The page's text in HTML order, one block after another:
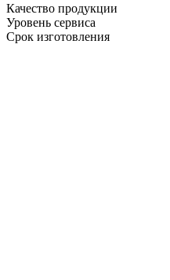
Качество продукции
Уровень сервиса
Срок изготовления